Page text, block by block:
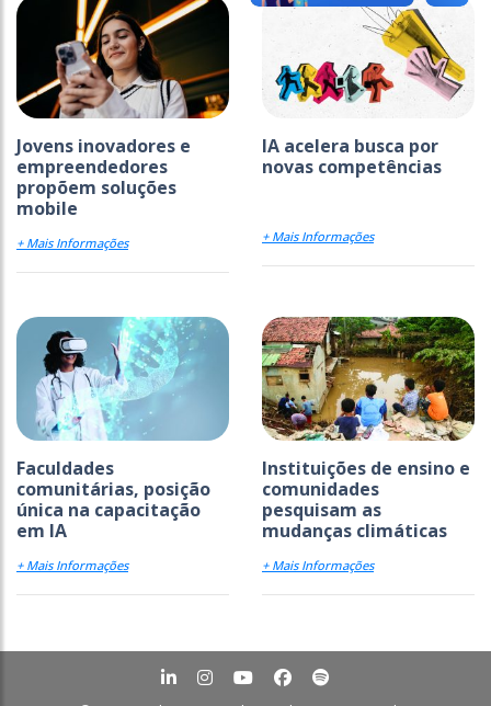
Jovens inovadores e
empreendedores
propõem soluções
mobile
+ Mais Informações
IA acelera busca por
novas competências
+ Mais Informações
Faculdades
comunitárias, posição
única na capacitação
em IA
+ Mais Informações
Instituições de ensino e
comunidades
pesquisam as
mudanças climáticas
+ Mais Informações